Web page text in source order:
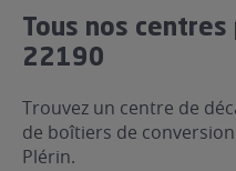
du carburant avec
garagiste
Tous nos
22190
Trouvez un centre de
de boîtiers de
Plérin.